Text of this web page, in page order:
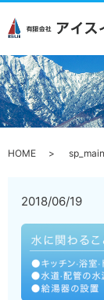
HOME
2018/06/19